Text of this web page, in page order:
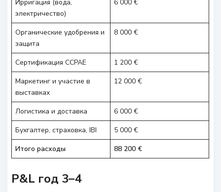
Ирригация (вода,
электричество)
6 000 €
Органические удобрения и
защита
8 000 €
Сертификация CCPAE
1 200 €
Маркетинг и участие в
выставках
12 000 €
Логистика и доставка
6 000 €
Бухгалтер, страховка, IBI
5 000 €
Итого расходы
88 200 €
P&L год 3–4